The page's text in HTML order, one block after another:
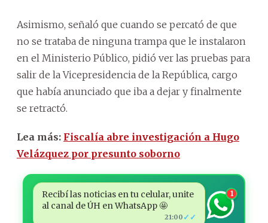
Asimismo, señaló que cuando se percató de que
no se trataba de ninguna trampa que le instalaron
en el Ministerio Público, pidió ver las pruebas para
salir de la Vicepresidencia de la República, cargo
que había anunciado que iba a dejar y finalmente
se retractó.
Lea más: Fiscalía abre investigación a Hugo
Velázquez por presunto soborno
Recibí las noticias en tu celular, unite
al canal de ÚH en WhatsApp 🤩
21:00 ✓✓
1